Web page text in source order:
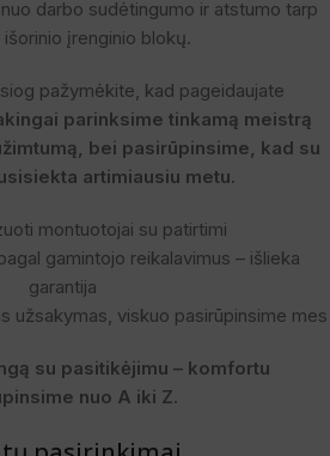
darbo sudėtingumo ir atstumo tarp
išorinio įrenginio blokų.
pažymėkite, kad pageidaujate
parinksime tinkamą meistrą
bei pasirūpinsime, kad su
artimiausiu metu.
montuotojai su patirtimi
gamintojo reikalavimus – išlieka
garantija
užsakymas, viskuo pasirūpinsime mes
su pasitikėjimu – komfortu
nuo A iki Z.